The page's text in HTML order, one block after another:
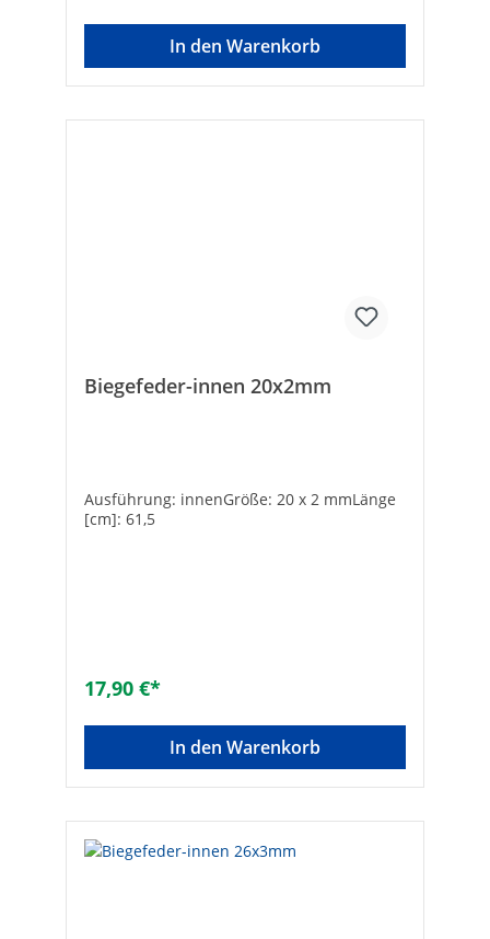
In den Warenkorb
Biegefeder-innen 20x2mm
Ausführung: innenGröße: 20 x 2 mmLänge
[cm]: 61,5
17,90 €*
In den Warenkorb